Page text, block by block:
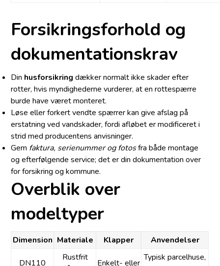
Forsikringsforhold og
dokumentationskrav
Din husforsikring dækker normalt ikke skader efter
rotter, hvis myndighederne vurderer, at en rottespærre
burde have været monteret.
Løse eller forkert vendte spærrer kan give afslag på
erstatning ved vandskader, fordi afløbet er modificeret i
strid med producentens anvisninger.
Gem faktura, serienummer og fotosfra både montage
og efterfølgende service; det er din dokumentation over
for forsikring og kommune.
Overblik over
modeltyper
Dimension Materiale Klapper Anvendelser
DN110
Rustfrit
Enkelt- eller
Typisk parcelhuse,